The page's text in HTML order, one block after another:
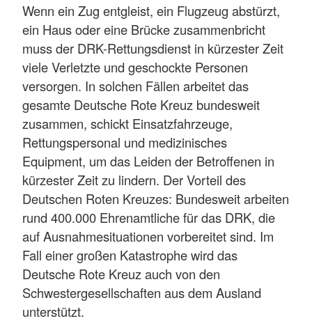
Wenn ein Zug entgleist, ein Flugzeug abstürzt,
ein Haus oder eine Brücke zusammenbricht
muss der DRK-Rettungsdienst in kürzester Zeit
viele Verletzte und geschockte Personen
versorgen. In solchen Fällen arbeitet das
gesamte Deutsche Rote Kreuz bundesweit
zusammen, schickt Einsatzfahrzeuge,
Rettungspersonal und medizinisches
Equipment, um das Leiden der Betroffenen in
kürzester Zeit zu lindern. Der Vorteil des
Deutschen Roten Kreuzes: Bundesweit arbeiten
rund 400.000 Ehrenamtliche für das DRK, die
auf Ausnahmesituationen vorbereitet sind. Im
Fall einer großen Katastrophe wird das
Deutsche Rote Kreuz auch von den
Schwestergesellschaften aus dem Ausland
unterstützt.